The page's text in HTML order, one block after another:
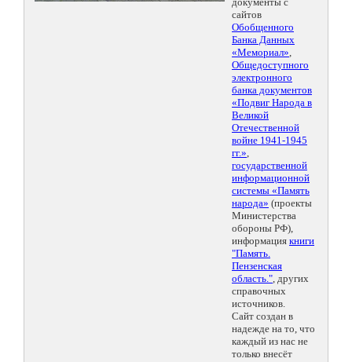
сайтов
Обобщенного
Банка Данных
«Мемориал»,
Общедоступного
электронного
банка документов
«Подвиг Народа в
Великой
Отечественной
войне 1941-1945
гг.»,
государственной
информационной
системы «Память
народа» (проекты
Министерства
обороны РФ),
информация книги
"Память.
Пензенская
область.", других
справочных
источников.
Сайт создан в
надежде на то, что
каждый из нас не
только внесёт